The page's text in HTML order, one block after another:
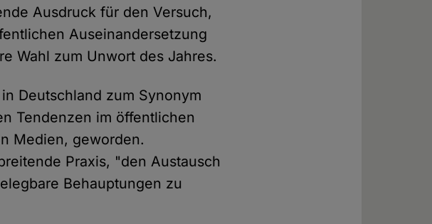
Ausdruck für den Versuch,
Auseinandersetzung
Wahl zum Unwort des Jahres.
Deutschland zum Synonym
Tendenzen im öffentlichen
Medien, geworden.
Praxis, "den Austausch
Behauptungen zu